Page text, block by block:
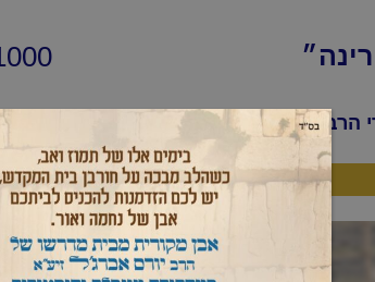
הרב שיעורי החיד״א שאלות
היה